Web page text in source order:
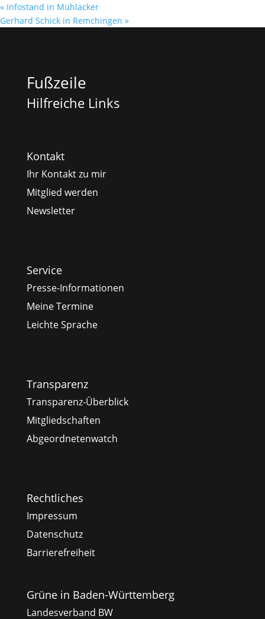
« Infostand in Mühlacker
Gerhard Schick in Remchingen »
Fußzeile
Hilfreiche Links
Kontakt
Ihr Kontakt zu mir
Mitglied werden
Newsletter
Service
Presse-Informationen
Meine Termine
Leichte Sprache
Transparenz
Transparenz-Überblick
Mitgliedschaften
Abgeordnetenwatch
Rechtliches
Impressum
Datenschutz
Barrierefreiheit
Grüne in Baden-Württemberg
Landesverband BW